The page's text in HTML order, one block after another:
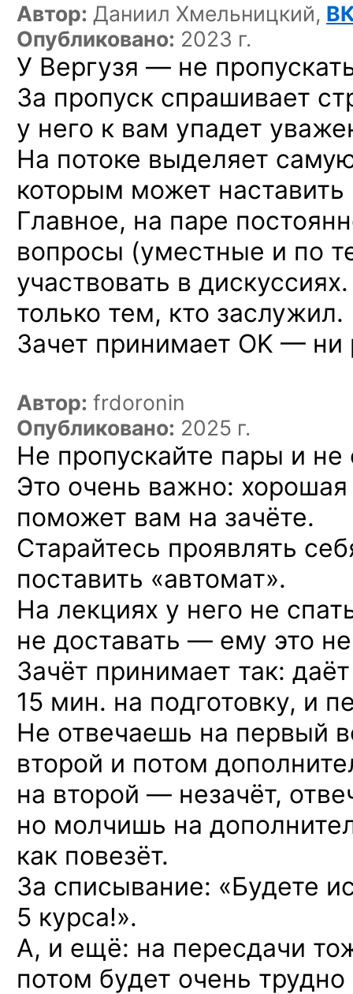
Автор: Даниил Хмельницкий,
Опубликовано: 2023 г.
У Вергузя — не
За пропуск спрашивает
у него к вам упадет
На потоке выделяет
которым может наставить
Главное, на паре
вопросы (уместные и по
участвовать в
только тем, кто заслужил.
Зачет принимает OK —
Автор: frdoronin
Опубликовано: 2025 г.
Не пропускайте пары и не
Это очень важно:
поможет вам на зачёте.
Старайтесь проявлять
поставить «автомат».
На лекциях у него не
не доставать — ему это
Зачёт принимает так:
15 мин. на подготовку, и
Не отвечаешь на первый
второй и потом
на второй — незачёт,
но молчишь на
как повезёт.
За списывание: «Будете
5 курса!».
А, и ещё: на пересдачи
потом будет очень